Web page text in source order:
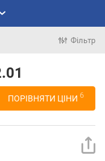
Фільтр
ПОРІВНЯТИ ЦІНИ 6